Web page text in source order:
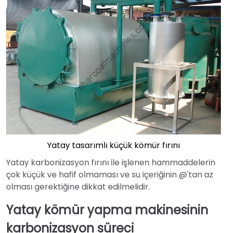
Yatay tasarımlı küçük kömür fırını
Yatay karbonizasyon fırını ile işlenen hammaddelerin
çok küçük ve hafif olmaması ve su içeriğinin @'tan az
olması gerektiğine dikkat edilmelidir.
Yatay kömür yapma makinesinin
karbonizasyon süreci